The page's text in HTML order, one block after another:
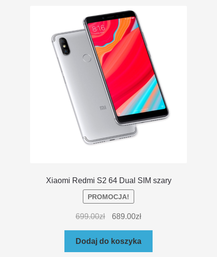
DOSTAWA I ZWROTY
POLITYKA PRYWATNOŚCI
REGULAMIN SKLEPU
Xiaomi Redmi S2 64 Dual SIM szary
PROMOCJA!
699.00zł 689.00zł
Dodaj do koszyka